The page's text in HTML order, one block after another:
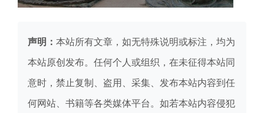
声明： 本站所有文章，如无特殊说明或标注，均为
本站原创发布。任何个人或组织，在未征得本站同
意时，禁止复制、盗用、采集、发布本站内容到任
何网站、书籍等各类媒体平台。如若本站内容侵犯